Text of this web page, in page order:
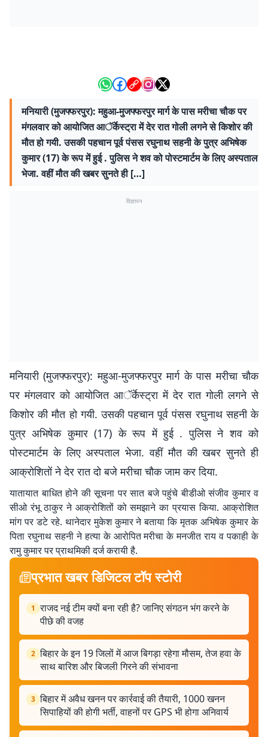
मनियारी (मुजफ्फरपुर): महुआ-मुजफ्फरपुर मार्ग के पास मरीचा चौक पर
मंगलवार को आयोजित आॅर्केस्ट्रा में देर रात गोली लगने से किशोर की
मौत हो गयी. उसकी पहचान पूर्व पंसस रघुनाथ सहनी के पुत्र अभिषेक
कुमार (17) के रूप में हुई . पुलिस ने शव को पोस्टमार्टम के लिए अस्पताल
भेजा. वहीं मौत की खबर सुनते ही […]
विज्ञापन
मनियारी (मुजफ्फरपुर): महुआ-मुजफ्फरपुर मार्ग के पास मरीचा चौक
पर मंगलवार को आयोजित आॅर्केस्ट्रा में देर रात गोली लगने से
किशोर की मौत हो गयी. उसकी पहचान पूर्व पंसस रघुनाथ सहनी के
पुत्र अभिषेक कुमार (17) के रूप में हुई . पुलिस ने शव को
पोस्टमार्टम के लिए अस्पताल भेजा. वहीं मौत की खबर सुनते ही
आक्रोशितों ने देर रात दो बजे मरीचा चौक जाम कर दिया.
यातायात बाधित होने की सूचना पर सात बजे पहुंचे बीडीओ संजीव कुमार व
सीओ रंभू ठाकुर ने आक्रोशितों को समझाने का प्रयास किया. आक्रोशित
मांग पर डटे रहे. थानेदार मुकेश कुमार ने बताया कि मृतक अभिषेक कुमार के
पिता रघुनाथ सहनी ने हत्या के आरोपित मरीचा के मनजीत राय व पकाही के
रामु कुमार पर प्राथमिकी दर्ज करायी है.
प्रभात खबर डिजिटल टॉप स्टोरी
1 राजद नई टीम क्यों बना रही है? जानिए संगठन भंग करने के
पीछे की वजह
2 बिहार के इन 19 जिलों में आज बिगड़ा रहेगा मौसम, तेज हवा के
साथ बारिश और बिजली गिरने की संभावना
3 बिहार में अवैध खनन पर कार्रवाई की तैयारी, 1000 खनन
सिपाहियों की होगी भर्ती, वाहनों पर GPS भी होगा अनिवार्य